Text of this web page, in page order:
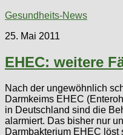
Gesundheits-News
25. Mai 2011
EHEC: weitere
Nach der ungewöhnlich
Darmkeims EHEC
in Deutschland sind die
alarmiert. Das bisher nur
Darmbakterium EHEC